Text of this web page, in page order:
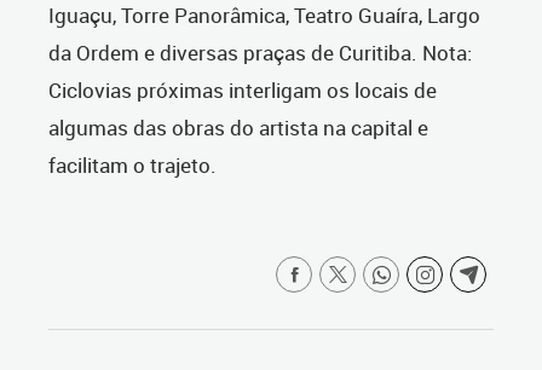
Iguaçu, Torre Panorâmica, Teatro Guaíra, Largo
da Ordem e diversas praças de Curitiba. Nota:
Ciclovias próximas interligam os locais de
algumas das obras do artista na capital e
facilitam o trajeto.